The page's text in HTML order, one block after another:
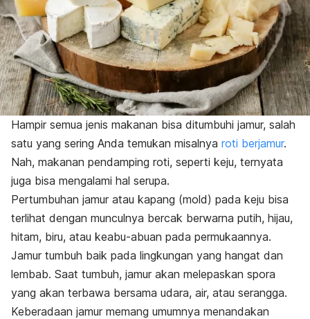
Hampir semua jenis makanan bisa ditumbuhi jamur, salah
satu yang sering Anda temukan misalnya roti berjamur.
Nah, makanan pendamping roti, seperti keju, ternyata
juga bisa mengalami hal serupa.
Pertumbuhan jamur atau kapang (mold) pada keju bisa
terlihat dengan munculnya bercak berwarna putih, hijau,
hitam, biru, atau keabu-abuan pada permukaannya.
Jamur tumbuh baik pada lingkungan yang hangat dan
lembab. Saat tumbuh, jamur akan melepaskan spora
yang akan terbawa bersama udara, air, atau serangga.
Keberadaan jamur memang umumnya menandakan